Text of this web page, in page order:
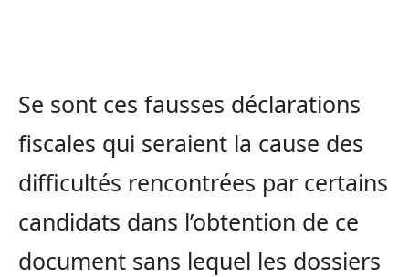
Se sont ces fausses déclarations
fiscales qui seraient la cause des
difficultés rencontrées par certains
candidats dans l’obtention de ce
document sans lequel les dossiers